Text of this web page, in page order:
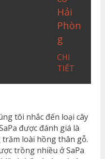
Hải
Phòn
g
CHI
TIẾT
tôi nhắc đến loại cây
được đánh giá là
loài hồng thân gỗ.
trồng nhiều ở SaPa